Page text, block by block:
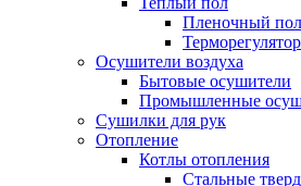
Пленочный пол
Терморегулятор
Осушители воздуха
Бытовые осушители
Промышленные
Сушилки для рук
Отопление
Котлы отопления
Стальные